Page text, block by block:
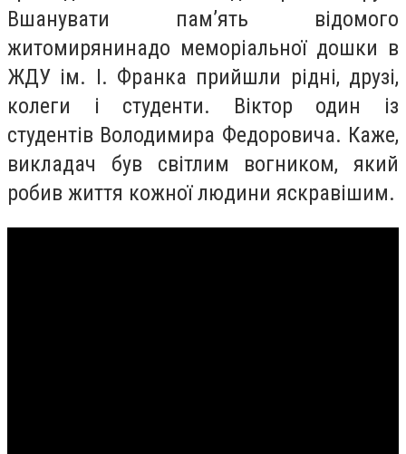
Вшанувати пам’ять відомого
житомирянинадо меморіальної дошки в
ЖДУ ім. І. Франка прийшли рідні, друзі,
колеги і студенти. Віктор один із
студентів Володимира Федоровича. Каже,
викладач був світлим вогником, який
робив життя кожної людини яскравішим.